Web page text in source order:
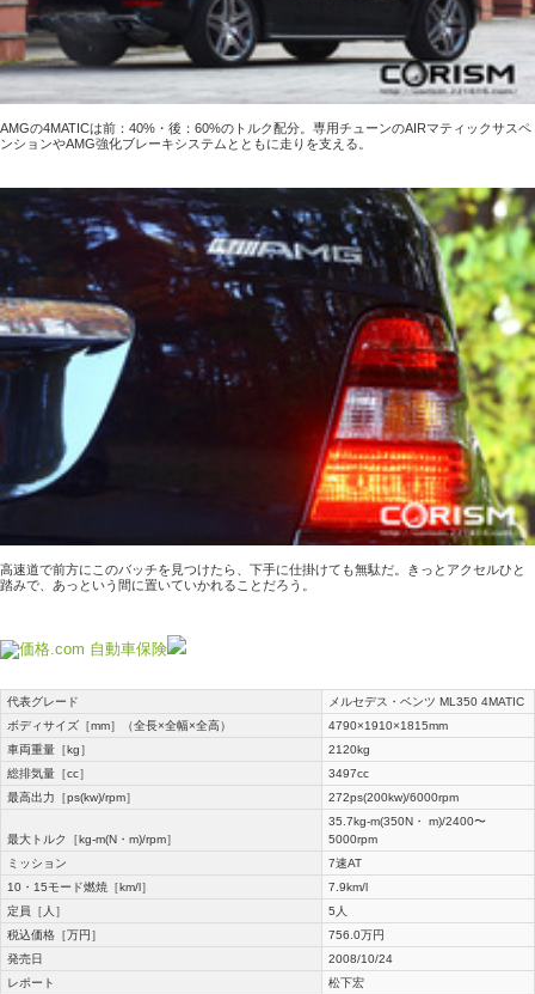
AMGの4MATICは前：40%・後：60%のトルク配分。専用チューンのAIRマティックサスペ
ンションやAMG強化ブレーキシステムとともに走りを支える。
高速道で前方にこのバッチを見つけたら、下手に仕掛けても無駄だ。きっとアクセルひと
踏みで、あっという間に置いていかれることだろう。
代表グレード
メルセデス・ベンツ ML350 4MATIC
ボディサイズ［mm］（全長×全幅×全高）
4790×1910×1815mm
車両重量［kg］
2120kg
総排気量［cc］
3497cc
最高出力［ps(kw)/rpm］
272ps(200kw)/6000rpm
最大トルク［kg-m(N・m)/rpm］
35.7kg-m(350N・ m)/2400〜
5000rpm
ミッション
7速AT
10・15モード燃焼［km/l］
7.9km/l
定員［人］
5人
税込価格［万円］
756.0万円
発売日
2008/10/24
レポート
松下宏